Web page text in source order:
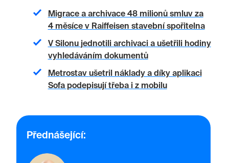
Migrace a archivace 48 milionů smluv za
4 měsíce vRaiffeisen stavební spořitelna
V Silonu jednotili archivaci a ušetřili hodiny
vyhledáváním dokumentů
Metrostav ušetril náklady a díky aplikaci
Sofa podepisují třeba i z mobilu
Přednášející: